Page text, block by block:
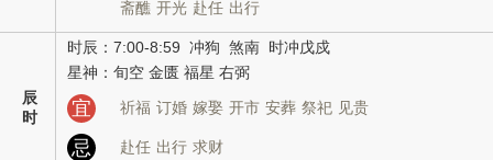
斋醮 开光 赴任 出行
辰
时
时辰：7:00-8:59 冲狗 煞南 时冲戊戍
星神：旬空 金匮 福星 右弼
宜 祈福 订婚 嫁娶 开市 安葬 祭祀 见贵
忌 赴任 出行 求财